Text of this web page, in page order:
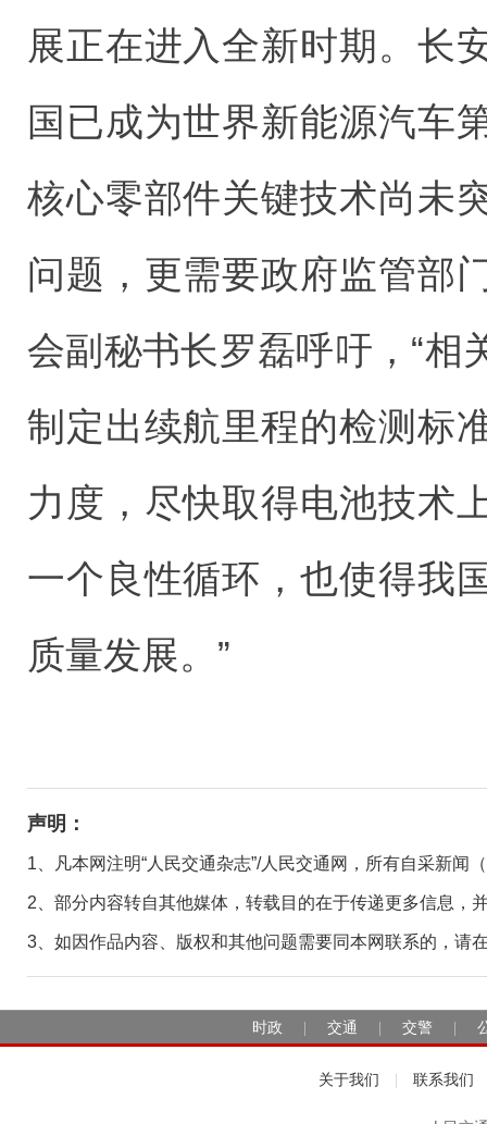
展正在进入全新时期。长
国已成为世界新能源汽车
核心零部件关键技术尚未
问题，更需要政府监管部
会副秘书长罗磊呼吁，“相
制定出续航里程的检测标
力度，尽快取得电池技术
一个良性循环，也使得我
质量发展。”
声明：
1、凡本网注明“人民交通杂志”/人民交通网，所有自采新
2、部分内容转自其他媒体，转载目的在于传递更多信息，
3、如因作品内容、版权和其他问题需要同本网联系的，请
时政 交通 交警
关于我们 联系我们